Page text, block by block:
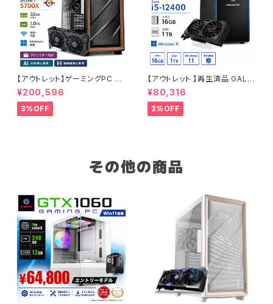
【アウトレット】ゲーミングPC 未
使用品 RTX4060Ti Ryzen7
5700X メモリ32GB SSD1TB
AI 動画編集 90日保証 G-Stor
m
¥200,596
3%OFF
【アウトレット 】再生済品 GALL
ERIA RM RX 6500XT Core i
5-12400 メモリ16GB SSD1T
B ゲーミングPC 整備済み品 9
0日保証
¥80,316
3%OFF
その他の商品